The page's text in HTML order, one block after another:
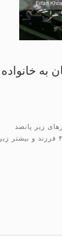
به خانواده
زیر پانصد
هزار نفر جمعیت یک قطعه زمین بصورت رایگان به خانواده های دارای ۴ فرزند و بیشتر زیر